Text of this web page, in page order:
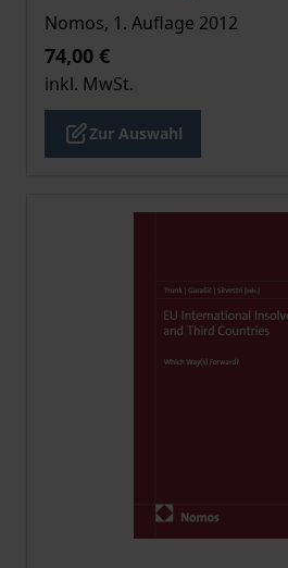
Nomos, 1. Auflage 2012
74,00 €
inkl. MwSt.
Zur Auswahl